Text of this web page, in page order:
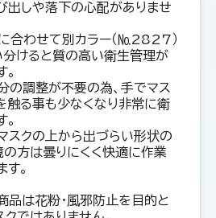
出しや落下の心配がありませ
合わせて別カラー（№2827）
分けると質の高い衛生管理が
の調整が不要の為、手でマス
触る事も少なくなり非常に衛
スクの上から出づらい形状の
の方は曇りにくく快適に作業
す。
は花粉・風邪防止を目的と